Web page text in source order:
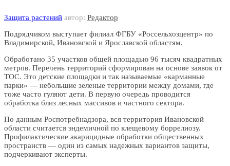
Защита растений автор: Редактор
Подрядчиком выступает филиал ФГБУ «Россельхозцентр» по
Владимирской, Ивановской и Ярославской областям.
Обработано 35 участков общей площадью 96 тысяч квадратных
метров. Перечень территорий сформирован на основе заявок от
ТОС. Это детские площадки и так называемые «карманные
парки» — небольшие зеленые территории между домами, где
тоже часто гуляют дети. В первую очередь проводится
обработка близ лесных массивов и частного сектора.
По данным Роспотребнадзора, вся территория Ивановской
области считается эндемичной по клещевому боррелиозу.
Профилактические акарицидные обработки общественных
пространств — один из самых надежных вариантов защиты,
подчеркивают эксперты.